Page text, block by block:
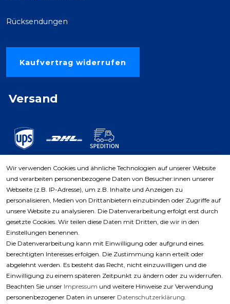
Rücksendungen
Kaufvertrag widerrufen
Versand
Zahlungsarten
Wir verwenden Cookies und ähnliche Technologien auf unserer Website
und verarbeiten personenbezogene Daten von Besucher:innen unserer
Webseite (z.B. IP-Adresse), um z.B. Inhalte und Anzeigen zu
personalisieren, Medien von Drittanbietern einzubinden oder Zugriffe auf
unsere Website zu analysieren. Die Datenverarbeitung erfolgt erst durch
gesetzte Cookies. Wir teilen diese Daten mit Dritten, die wir in den
Einstellungen benennen.
Die Datenverarbeitung kann mit Einwilligung oder aufgrund eines
berechtigten Interesses erfolgen. Die Zustimmung kann erteilt oder
abgelehnt werden. Es besteht das Recht, nicht einzuwilligen und die
Einwilligung zu einem späteren Zeitpunkt zu ändern oder zu widerrufen.
Beachten Sie unser Impressum und weitere Hinweise zur Verwendung
personenbezogener Daten in unserer Daten­schutz­erklärung.